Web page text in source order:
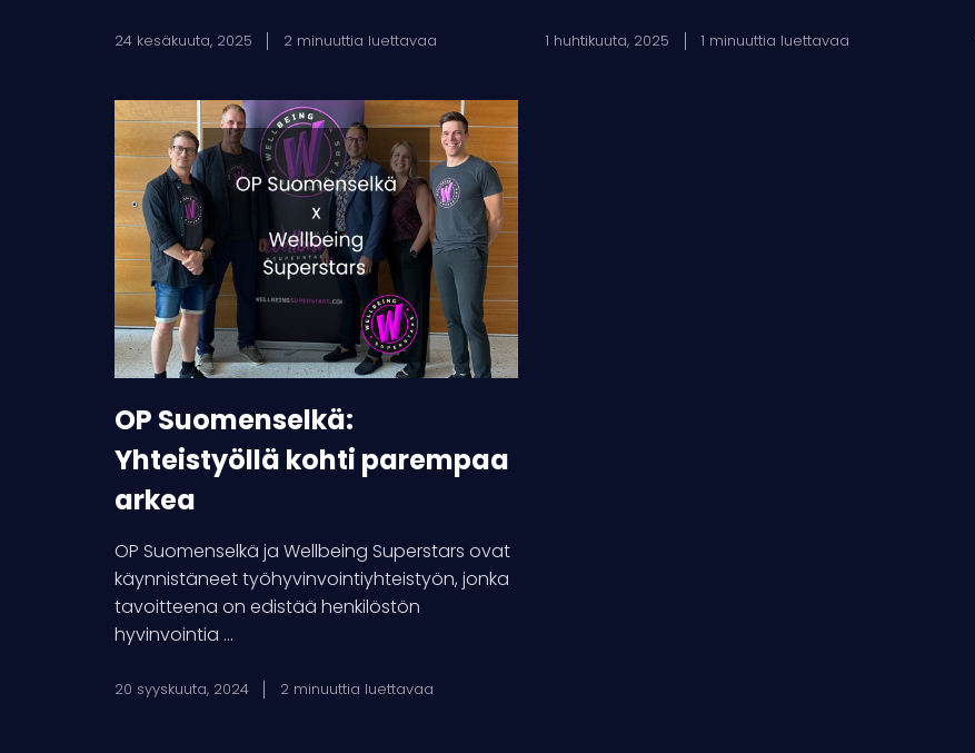
24 kesäkuuta, 2025 2 minuuttia luettavaa 1 huhtikuuta, 2025 1 minuuttia luettavaa
OP
Suomenselkä:
Yhteistyöllä
kohti
parempaa
arkea
OP Suomenselkä:
Yhteistyöllä kohti parempaa
arkea
OP Suomenselkä ja Wellbeing Superstars ovat
käynnistäneet työhyvinvointiyhteistyön, jonka
tavoitteena on edistää henkilöstön
hyvinvointia ...
20 syyskuuta, 2024 2 minuuttia luettavaa